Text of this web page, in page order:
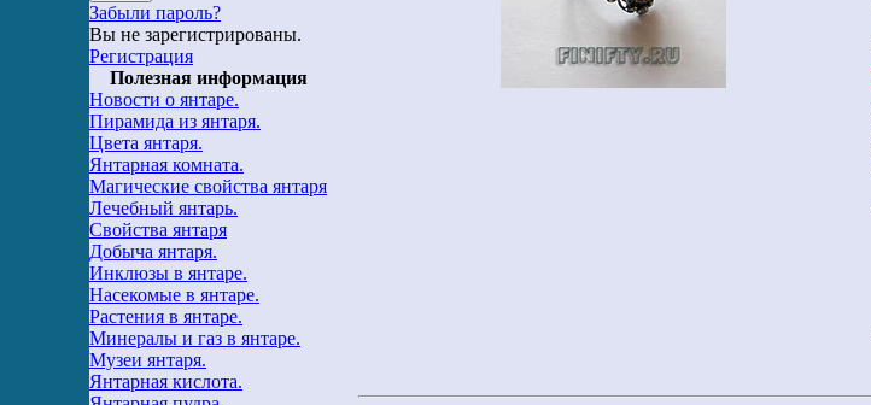
Забыли пароль?
Вы не зарегистрированы.
Регистрация
Полезная информация
Новости о янтаре.
Пирамида из янтаря.
Цвета янтаря.
Янтарная комната.
Магические свойства янтаря
Лечебный янтарь.
Свойства янтаря
Добыча янтаря.
Инклюзы в янтаре.
Насекомые в янтаре.
Растения в янтаре.
Минералы и газ в янтаре.
Музеи янтаря.
Янтарная кислота.